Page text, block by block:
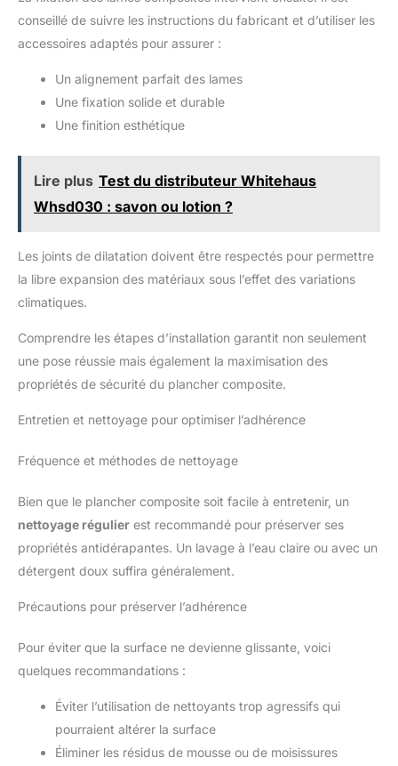
conseillé de suivre les instructions du fabricant et d’utiliser les
accessoires adaptés pour assurer :
Un alignement parfait des lames
Une fixation solide et durable
Une finition esthétique
Lire plus Test du distributeur Whitehaus
Whsd030 : savon ou lotion ?
Les joints de dilatation doivent être respectés pour permettre
la libre expansion des matériaux sous l’effet des variations
climatiques.
Comprendre les étapes d’installation garantit non seulement
une pose réussie mais également la maximisation des
propriétés de sécurité du plancher composite.
Entretien et nettoyage pour optimiser l’adhérence
Fréquence et méthodes de nettoyage
Bien que le plancher composite soit facile à entretenir, un
nettoyage régulier est recommandé pour préserver ses
propriétés antidérapantes. Un lavage à l’eau claire ou avec un
détergent doux suffira généralement.
Précautions pour préserver l’adhérence
Pour éviter que la surface ne devienne glissante, voici
quelques recommandations :
Éviter l’utilisation de nettoyants trop agressifs qui
pourraient altérer la surface
Éliminer les résidus de mousse ou de moisissures